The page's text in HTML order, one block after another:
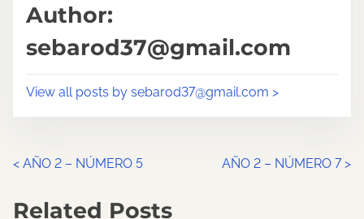
p
s
o
t
i
e
Author:
sebarod37@gmail.com
View all posts by sebarod37@gmail.com >
P
o
< AÑO 2 – NÚMERO 5 AÑO 2 – NÚMERO 7>
Related Posts